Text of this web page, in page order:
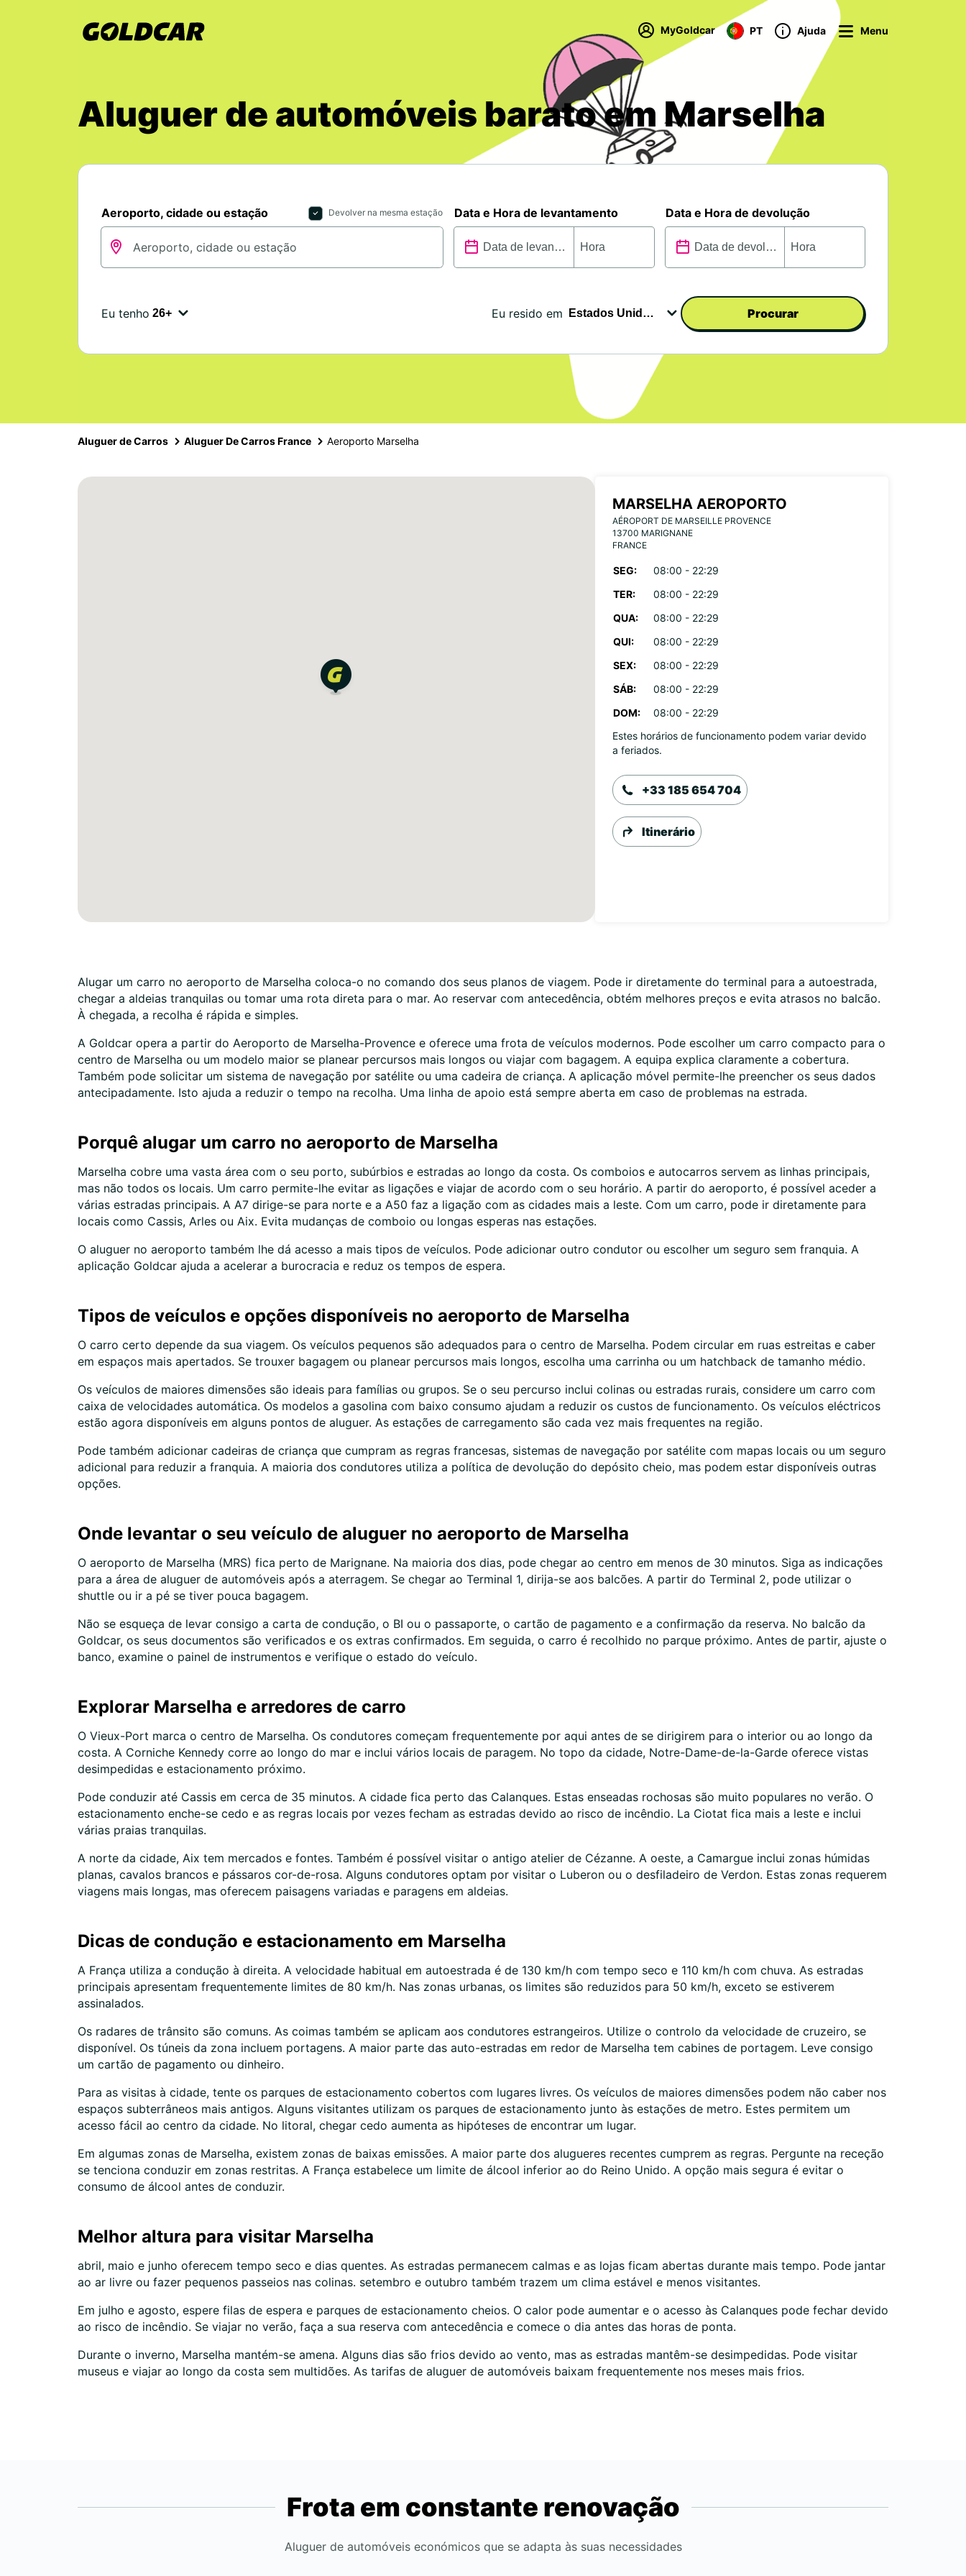
MyGoldcar PT Ajuda Menu
Aluguer de automóveis barato em Marselha
Aeroporto, cidade ou estação Devolver na mesma estação Data e Hora de levantamento Data e Hora de devolução
Eu tenho Eu resido em Procurar
Aluguer de Carros Aluguer De Carros France Aeroporto Marselha
MARSELHA AEROPORTO
AÉROPORT DE MARSEILLE PROVENCE
13700 MARIGNANE
FRANCE
SEG:
08:00 - 22:29
TER:
08:00 - 22:29
QUA:
08:00 - 22:29
QUI:
08:00 - 22:29
SEX:
08:00 - 22:29
SÁB:
08:00 - 22:29
DOM:
08:00 - 22:29
Estes horários de funcionamento podem variar devido
a feriados.
+33 185 654 704
Itinerário
Alugar um carro no aeroporto de Marselha coloca-o no comando dos seus planos de viagem. Pode ir diretamente do terminal para a autoestrada,
chegar a aldeias tranquilas ou tomar uma rota direta para o mar. Ao reservar com antecedência, obtém melhores preços e evita atrasos no balcão.
À chegada, a recolha é rápida e simples.
A Goldcar opera a partir do Aeroporto de Marselha-Provence e oferece uma frota de veículos modernos. Pode escolher um carro compacto para o
centro de Marselha ou um modelo maior se planear percursos mais longos ou viajar com bagagem. A equipa explica claramente a cobertura.
Também pode solicitar um sistema de navegação por satélite ou uma cadeira de criança. A aplicação móvel permite-lhe preencher os seus dados
antecipadamente. Isto ajuda a reduzir o tempo na recolha. Uma linha de apoio está sempre aberta em caso de problemas na estrada.
Porquê alugar um carro no aeroporto de Marselha
Marselha cobre uma vasta área com o seu porto, subúrbios e estradas ao longo da costa. Os comboios e autocarros servem as linhas principais,
mas não todos os locais. Um carro permite-lhe evitar as ligações e viajar de acordo com o seu horário. A partir do aeroporto, é possível aceder a
várias estradas principais. A A7 dirige-se para norte e a A50 faz a ligação com as cidades mais a leste. Com um carro, pode ir diretamente para
locais como Cassis, Arles ou Aix. Evita mudanças de comboio ou longas esperas nas estações.
O aluguer no aeroporto também lhe dá acesso a mais tipos de veículos. Pode adicionar outro condutor ou escolher um seguro sem franquia. A
aplicação Goldcar ajuda a acelerar a burocracia e reduz os tempos de espera.
Tipos de veículos e opções disponíveis no aeroporto de Marselha
O carro certo depende da sua viagem. Os veículos pequenos são adequados para o centro de Marselha. Podem circular em ruas estreitas e caber
em espaços mais apertados. Se trouxer bagagem ou planear percursos mais longos, escolha uma carrinha ou um hatchback de tamanho médio.
Os veículos de maiores dimensões são ideais para famílias ou grupos. Se o seu percurso inclui colinas ou estradas rurais, considere um carro com
caixa de velocidades automática. Os modelos a gasolina com baixo consumo ajudam a reduzir os custos de funcionamento. Os veículos eléctricos
estão agora disponíveis em alguns pontos de aluguer. As estações de carregamento são cada vez mais frequentes na região.
Pode também adicionar cadeiras de criança que cumpram as regras francesas, sistemas de navegação por satélite com mapas locais ou um seguro
adicional para reduzir a franquia. A maioria dos condutores utiliza a política de devolução do depósito cheio, mas podem estar disponíveis outras
opções.
Onde levantar o seu veículo de aluguer no aeroporto de Marselha
O aeroporto de Marselha (MRS) fica perto de Marignane. Na maioria dos dias, pode chegar ao centro em menos de 30 minutos. Siga as indicações
para a área de aluguer de automóveis após a aterragem. Se chegar ao Terminal 1, dirija-se aos balcões. A partir do Terminal 2, pode utilizar o
shuttle ou ir a pé se tiver pouca bagagem.
Não se esqueça de levar consigo a carta de condução, o BI ou o passaporte, o cartão de pagamento e a confirmação da reserva. No balcão da
Goldcar, os seus documentos são verificados e os extras confirmados. Em seguida, o carro é recolhido no parque próximo. Antes de partir, ajuste o
banco, examine o painel de instrumentos e verifique o estado do veículo.
Explorar Marselha e arredores de carro
O Vieux-Port marca o centro de Marselha. Os condutores começam frequentemente por aqui antes de se dirigirem para o interior ou ao longo da
costa. A Corniche Kennedy corre ao longo do mar e inclui vários locais de paragem. No topo da cidade, Notre-Dame-de-la-Garde oferece vistas
desimpedidas e estacionamento próximo.
Pode conduzir até Cassis em cerca de 35 minutos. A cidade fica perto das Calanques. Estas enseadas rochosas são muito populares no verão. O
estacionamento enche-se cedo e as regras locais por vezes fecham as estradas devido ao risco de incêndio. La Ciotat fica mais a leste e inclui
várias praias tranquilas.
A norte da cidade, Aix tem mercados e fontes. Também é possível visitar o antigo atelier de Cézanne. A oeste, a Camargue inclui zonas húmidas
planas, cavalos brancos e pássaros cor-de-rosa. Alguns condutores optam por visitar o Luberon ou o desfiladeiro de Verdon. Estas zonas requerem
viagens mais longas, mas oferecem paisagens variadas e paragens em aldeias.
Dicas de condução e estacionamento em Marselha
A França utiliza a condução à direita. A velocidade habitual em autoestrada é de 130 km/h com tempo seco e 110 km/h com chuva. As estradas
principais apresentam frequentemente limites de 80 km/h. Nas zonas urbanas, os limites são reduzidos para 50 km/h, exceto se estiverem
assinalados.
Os radares de trânsito são comuns. As coimas também se aplicam aos condutores estrangeiros. Utilize o controlo da velocidade de cruzeiro, se
disponível. Os túneis da zona incluem portagens. A maior parte das auto-estradas em redor de Marselha tem cabines de portagem. Leve consigo
um cartão de pagamento ou dinheiro.
Para as visitas à cidade, tente os parques de estacionamento cobertos com lugares livres. Os veículos de maiores dimensões podem não caber nos
espaços subterrâneos mais antigos. Alguns visitantes utilizam os parques de estacionamento junto às estações de metro. Estes permitem um
acesso fácil ao centro da cidade. No litoral, chegar cedo aumenta as hipóteses de encontrar um lugar.
Em algumas zonas de Marselha, existem zonas de baixas emissões. A maior parte dos alugueres recentes cumprem as regras. Pergunte na receção
se tenciona conduzir em zonas restritas. A França estabelece um limite de álcool inferior ao do Reino Unido. A opção mais segura é evitar o
consumo de álcool antes de conduzir.
Melhor altura para visitar Marselha
abril, maio e junho oferecem tempo seco e dias quentes. As estradas permanecem calmas e as lojas ficam abertas durante mais tempo. Pode jantar
ao ar livre ou fazer pequenos passeios nas colinas. setembro e outubro também trazem um clima estável e menos visitantes.
Em julho e agosto, espere filas de espera e parques de estacionamento cheios. O calor pode aumentar e o acesso às Calanques pode fechar devido
ao risco de incêndio. Se viajar no verão, faça a sua reserva com antecedência e comece o dia antes das horas de ponta.
Durante o inverno, Marselha mantém-se amena. Alguns dias são frios devido ao vento, mas as estradas mantêm-se desimpedidas. Pode visitar
museus e viajar ao longo da costa sem multidões. As tarifas de aluguer de automóveis baixam frequentemente nos meses mais frios.
Frota em constante renovação
Aluguer de automóveis económicos que se adapta às suas necessidades